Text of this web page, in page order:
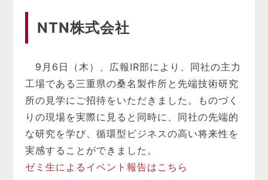
NTN株式会社
9月6日（木）、広報IR部により、同社の主力
工場である三重県の桑名製作所と先端技術研究
所の見学にご招待をいただきました。ものづく
りの現場を実際に見ると同時に、同社の先端的
な研究を学び、循環型ビジネスの高い将来性を
実感することができました。
ゼミ生によるイベント報告はこちら